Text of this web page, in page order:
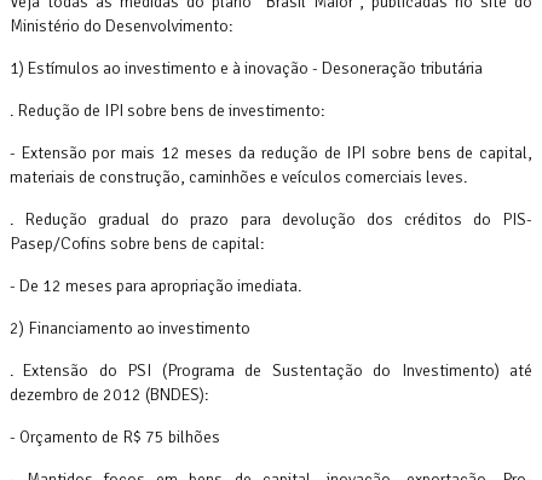
Ministério do Desenvolvimento:
1) Estímulos ao investimento e à inovação - Desoneração tributária
. Redução de IPI sobre bens de investimento:
- Extensão por mais 12 meses da redução de IPI sobre bens de capital,
materiais de construção, caminhões e veículos comerciais leves.
. Redução gradual do prazo para devolução dos créditos do PIS-
Pasep/Cofins sobre bens de capital:
- De 12 meses para apropriação imediata.
2) Financiamento ao investimento
. Extensão do PSI (Programa de Sustentação do Investimento) até
dezembro de 2012 (BNDES):
- Orçamento de R$ 75 bilhões